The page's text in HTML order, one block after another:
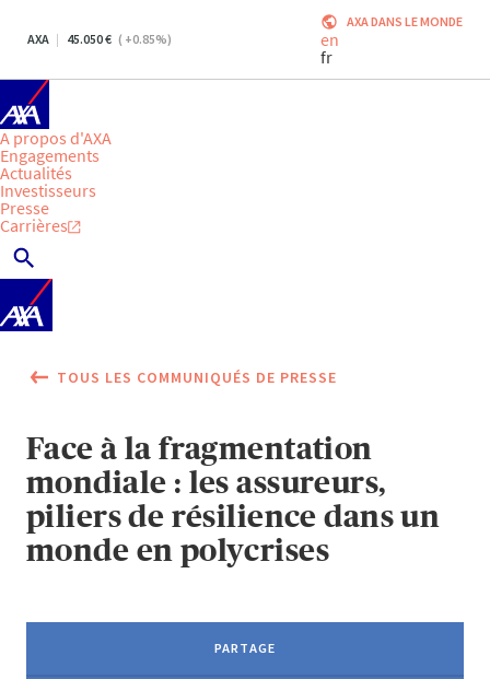
AXA 45.050 ( +0.85%)
AXA DANS LE MONDE
en
fr
A propos d'AXA
Engagements
Actualités
Investisseurs
Presse
Carrières
TOUS LES COMMUNIQUÉS DE PRESSE
Face à la fragmentation
mondiale : les assureurs,
piliers de résilience dans un
monde en polycrises
PARTAGE